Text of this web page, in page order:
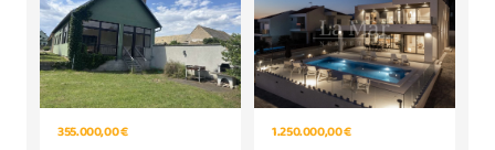
355.000,00 € 1.250.000,00 €